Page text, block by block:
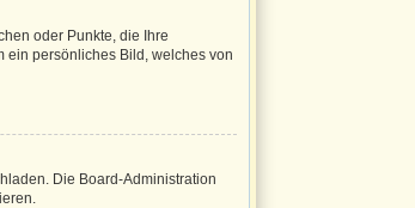
oder Punkte, die Ihre
ein persönliches Bild, welches von
Die Board-Administration